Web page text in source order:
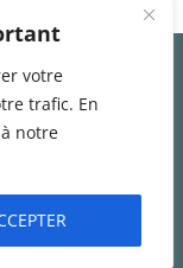
votre
trafic. En
notre